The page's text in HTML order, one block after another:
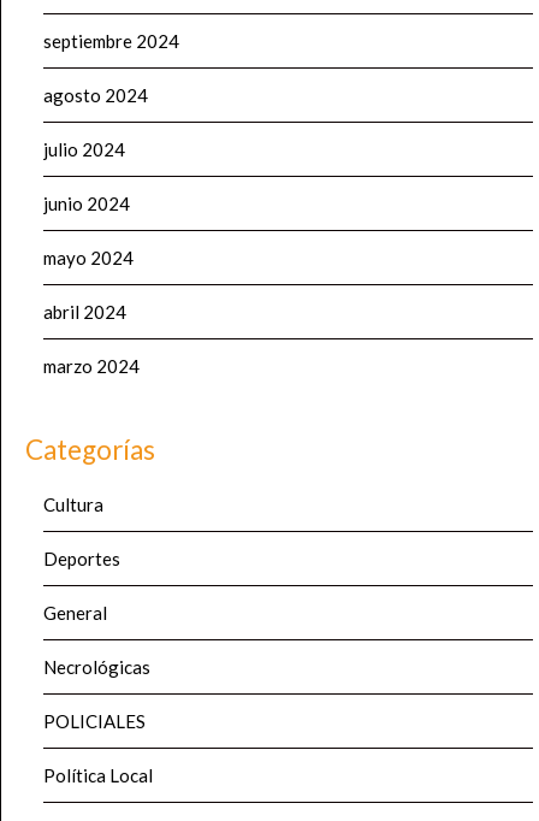
septiembre 2024
agosto 2024
julio 2024
junio 2024
mayo 2024
abril 2024
marzo 2024
Categorías
Cultura
Deportes
General
Necrológicas
POLICIALES
Política Local